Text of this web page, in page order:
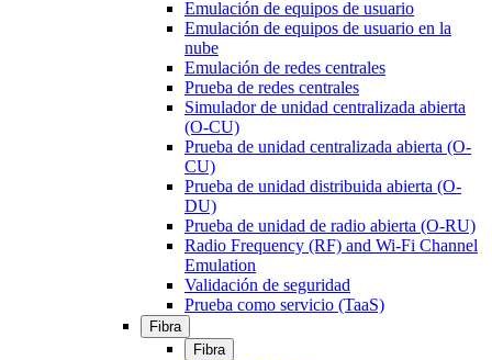
Emulación de equipos de usuario
Emulación de equipos de usuario en la
nube
Emulación de redes centrales
Prueba de redes centrales
Simulador de unidad centralizada abierta
(O-CU)
Prueba de unidad centralizada abierta (O-
CU)
Prueba de unidad distribuida abierta (O-
DU)
Prueba de unidad de radio abierta (O-RU)
Radio Frequency (RF) and Wi-Fi Channel
Emulation
Validación de seguridad
Prueba como servicio (TaaS)
Fibra
Fibra